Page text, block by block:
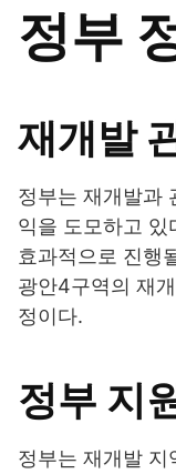
정부
재개발
정부는 재개발과
익을 도모하고 있
효과적으로 진행
광안4구역의 재
정이다.
정부 지
정부는 재개발 지